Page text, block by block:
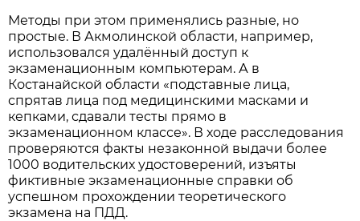
Методы при этом применялись разные, но
простые. В Акмолинской области, например,
использовался удалённый доступ к
экзаменационным компьютерам. А в
Костанайской области «подставные лица,
спрятав лица под медицинскими масками и
кепками, сдавали тесты прямо в
экзаменационном классе». В ходе расследования
проверяются факты незаконной выдачи более
1000 водительских удостоверений, изъяты
фиктивные экзаменационные справки об
успешном прохождении теоретического
экзамена на ПДД.